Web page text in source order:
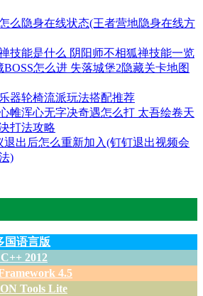
么隐身在线状态(王者营地隐身在线方
技能是什么 阴阳师不相狐禅技能一览
怎么进 失落城堡2隐藏关卡地图
器轮椅流派玩法搭配推荐
帷浑心无字决奇遇怎么打 太吾绘卷天
打法攻略
退出后怎么重新加入(钉钉退出视频会
)
国语言版
2012
4.5
Tools Lite